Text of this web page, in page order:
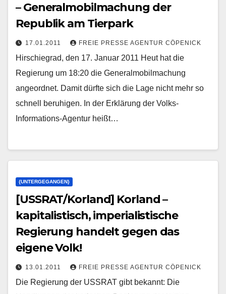
– Generalmobilmachung der
Republik am Tierpark
17.01.2011 FREIE PRESSE AGENTUR CÖPENICK
Hirschiegrad, den 17. Januar 2011 Heut hat die
Regierung um 18:20 die Generalmobilmachung
angeordnet. Damit dürfte sich die Lage nicht mehr so
schnell beruhigen. In der Erklärung der Volks-
Informations-Agentur heißt…
{UNTERGEGANGEN}
[USSRAT/Korland] Korland –
kapitalistisch, imperialistische
Regierung handelt gegen das
eigene Volk!
13.01.2011 FREIE PRESSE AGENTUR CÖPENICK
Die Regierung der USSRAT gibt bekannt: Die